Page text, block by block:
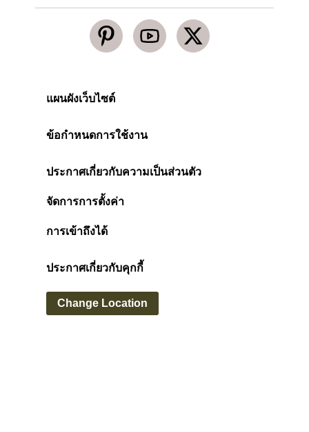
แผนผังเว็บไซต์
ข้อกำหนดการใช้งาน
ประกาศเกี่ยวกับความเป็นส่วนตัว
จัดการการตั้งค่า
การเข้าถึงได้
ประกาศเกี่ยวกับคุกกี้
Change Location